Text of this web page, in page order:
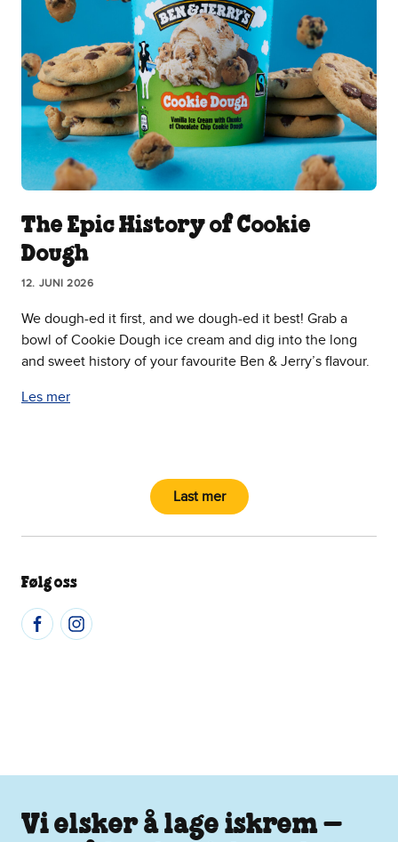
The Epic History of Cookie
Dough
12. JUNI 2026
We dough-ed it first, and we dough-ed it best! Grab a
bowl of Cookie Dough ice cream and dig into the long
and sweet history of your favourite Ben & Jerry’s flavour.
Les mer
Last mer
Følg oss
Vi elsker å lage iskrem –